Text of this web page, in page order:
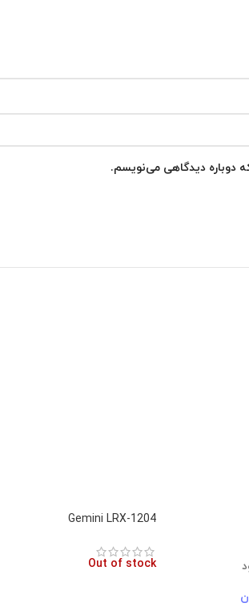
دوباره دیدگاهی می‌نویسم.
Gemini LRX-1204
Out of stock